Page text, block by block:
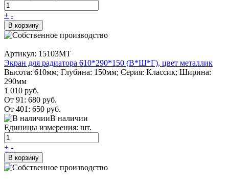
+ -
В корзину
Артикул: 15103MT
Экран для радиатора 610*290*150 (В*Ш*Г), цвет металлик
Высота: 610мм; Глубина: 150мм; Серия: Классик; Ширина:
290мм
1 010 руб.
От 91: 680 руб.
От 401: 650 руб.
В наличии
Единицы измерения: шт.
+ -
В корзину